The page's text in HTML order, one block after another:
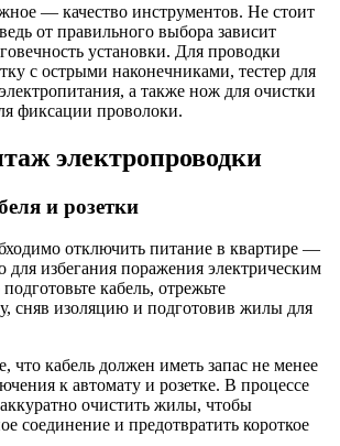
— качество инструментов. Не стоит
от правильного выбора зависит
установки. Для проводки
с острыми наконечниками, тестер для
а также нож для очистки
фиксации проволоки.
электропроводки
и розетки
отключить питание в квартире —
для избегания поражения электрическим
кабель, отрежьте
сняв изоляцию и подготовив жилы для
что кабель должен иметь запас не менее
к автомату и розетке. В процессе
очистить жилы, чтобы
соединение и предотвратить короткое